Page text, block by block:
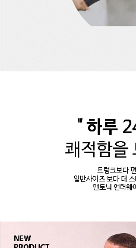
이코 라이프 하